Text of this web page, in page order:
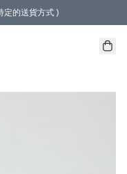
定的送貨方式 )